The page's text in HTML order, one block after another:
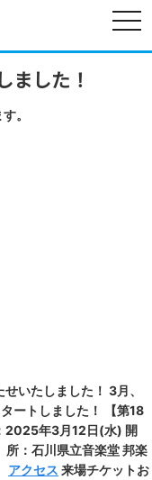
ました！
。
せいたしました！ 3月、
ートしました！ 【第18
2025年3月12日(水) 開
：石川県立音楽堂 邦楽
アクセス 来場チケットお